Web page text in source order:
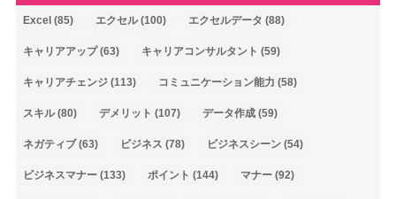
Excel (85) エクセル(100) エクセルデータ (88)
キャリアアップ(63) キャリアコンサルタント (59)
キャリアチェンジ(113) コミュニケーション能力 (58)
スキル(80) デメリット (107) データ作成(59)
ネガティブ(63) ビジネス (78) ビジネスシーン(54)
ビジネスマナー(133) ポイント (144) マナー(92)